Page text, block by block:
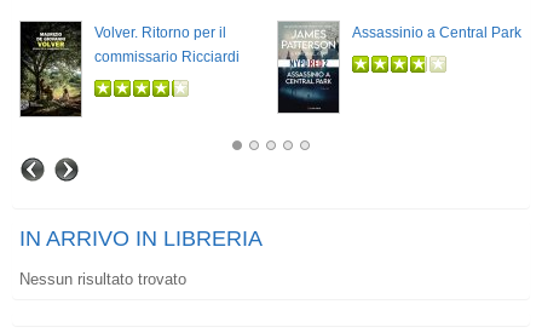
Volver. Ritorno per il
commissario Ricciardi
Assassinio a Central Park
IN ARRIVO IN LIBRERIA
Nessun risultato trovato